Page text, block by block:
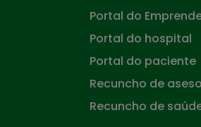
Portal do
Portal do hospital
Portal do paciente
Recuncho de
Recuncho de